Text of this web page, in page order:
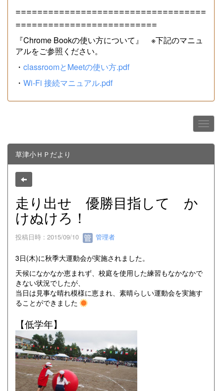
===================================
==========================
『Chrome Bookの使い方について』 ※下記のマニュ
アルをご参照ください。
・ classroomとMeetの使い方.pdf
・ Wi-Fi 接続マニュアル.pdf
草津小ＨＰだより
走り出せ 優勝目指して か
けぬけろ！
投稿日時 : 2015/09/10 管理者
3日(木)に秋季大運動会が実施されました。
天候になかなか恵まれず、校庭を使用した練習もなかなかで
きない状況でしたが、
当日は見事な晴れ模様に恵まれ、素晴らしい運動会を実施す
ることができました
【低学年】